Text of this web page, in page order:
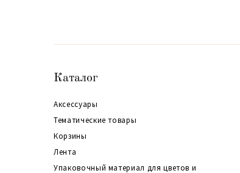
Каталог
Аксессуары
Тематические товары
Корзины
Лента
Упаковочный материал для цветов и